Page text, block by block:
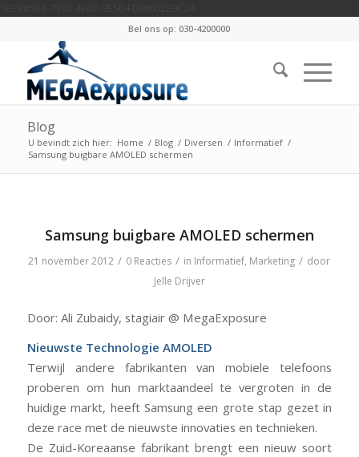
Bel ons op: 030-4200000
Blog
U bevindt zich hier: Home / Blog / Diversen / Informatief /
Samsung buigbare AMOLED schermen
Samsung buigbare AMOLED schermen
21 november 2012 / 0 Reacties / in Informatief, Marketing / door
Jelle Drijver
Door: Ali Zubaidy, stagiair @ MegaExposure
Nieuwste Technologie AMOLED
Terwijl andere fabrikanten van mobiele telefoons
proberen om hun marktaandeel te vergroten in de
huidige markt, heeft Samsung een grote stap gezet in
deze race met de nieuwste innovaties en technieken.
De Zuid-Koreaanse fabrikant brengt een nieuw soort